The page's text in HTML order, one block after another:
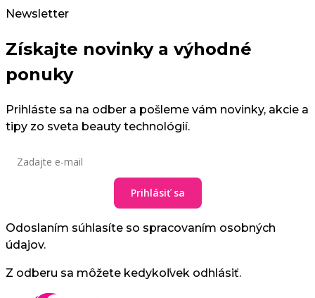
Newsletter
Získajte novinky a výhodné
ponuky
Prihláste sa na odber a pošleme vám novinky, akcie a
tipy zo sveta beauty technológií.
Prihlásiť sa
Odoslaním súhlasíte so spracovaním osobných
údajov.
Z odberu sa môžete kedykoľvek odhlásiť.